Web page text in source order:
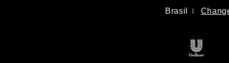
Brasil